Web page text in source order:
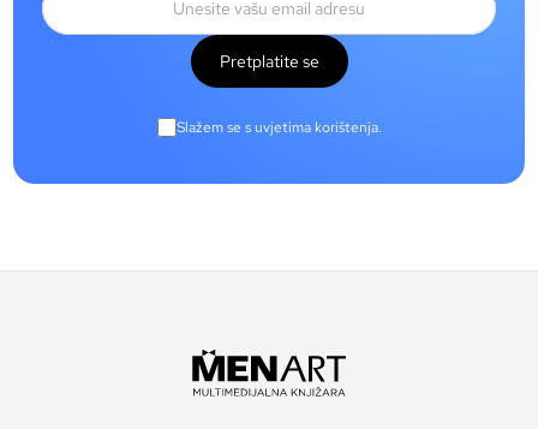
Pretplatite se
Slažem se s uvjetima korištenja.